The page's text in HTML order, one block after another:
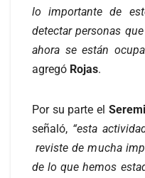
lo importante de
detectar personas
ahora se están
agregó Rojas.
Por su parte el
señaló, “esta
reviste de mucha
de lo que hemos